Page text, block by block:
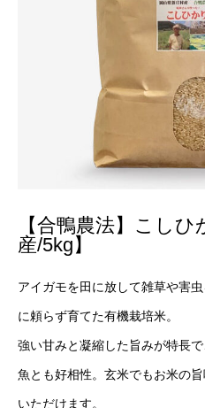
【合鴨農法】こし
産/5kg】
アイガモを田に放して雑草や害
に頼らず育てた有機栽培米。
強い甘みと凝縮した旨みが特長
魚とも好相性。玄米でもお米の
いただけます。